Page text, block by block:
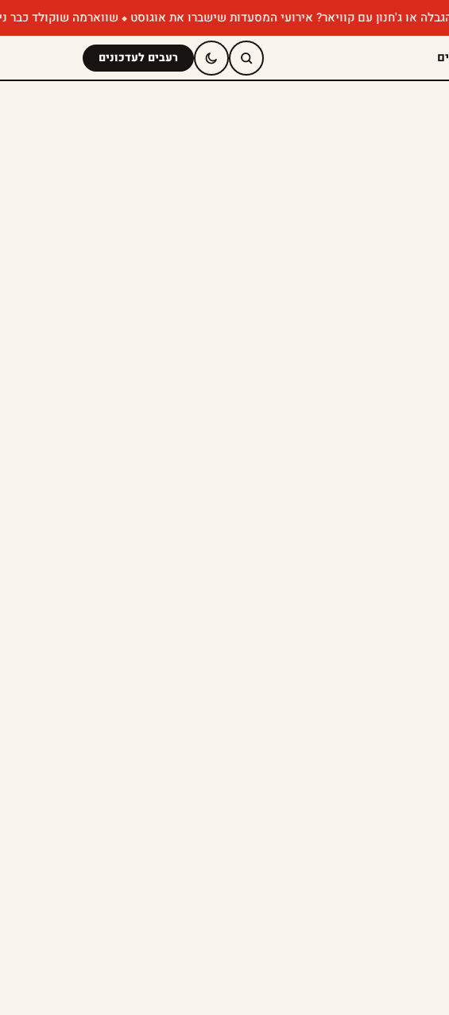
עם קוויאר? אירועי המסעדות שישברו את אוגוסט שווארמה שוקולד כבר ניסיתם?
רעבים לעדכונים